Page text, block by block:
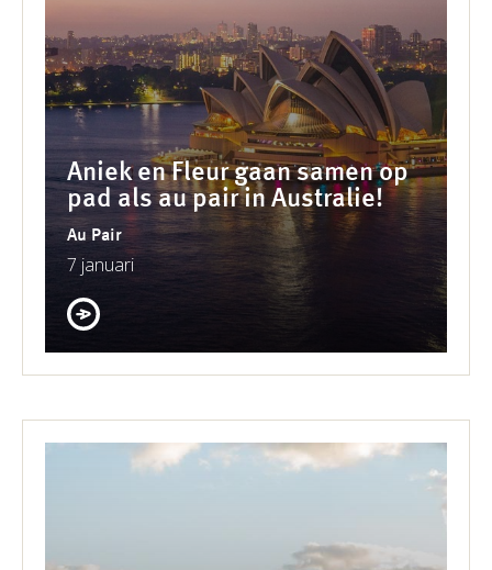
Aniek en Fleur gaan samen op
pad als au pair in Australie!
Au Pair
7 januari